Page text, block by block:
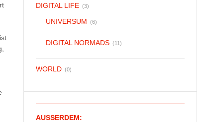
DIGITAL LIFE (3)
UNIVERSUM (6)
DIGITAL NORMADS (11)
WORLD (0)
AUSSERDEM: